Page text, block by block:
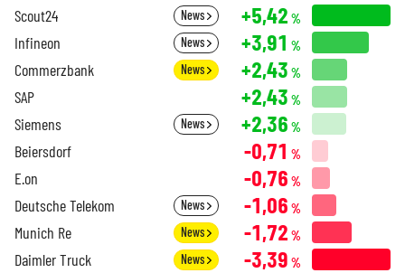
Scout24 News +5,42 %
Infineon News +3,91 %
Commerzbank News +2,43 %
SAP +2,43 %
Siemens News +2,36 %
Beiersdorf -0,71 %
E.on -0,76 %
Deutsche Telekom News -1,06 %
Munich Re News -1,72 %
Daimler Truck News -3,39 %